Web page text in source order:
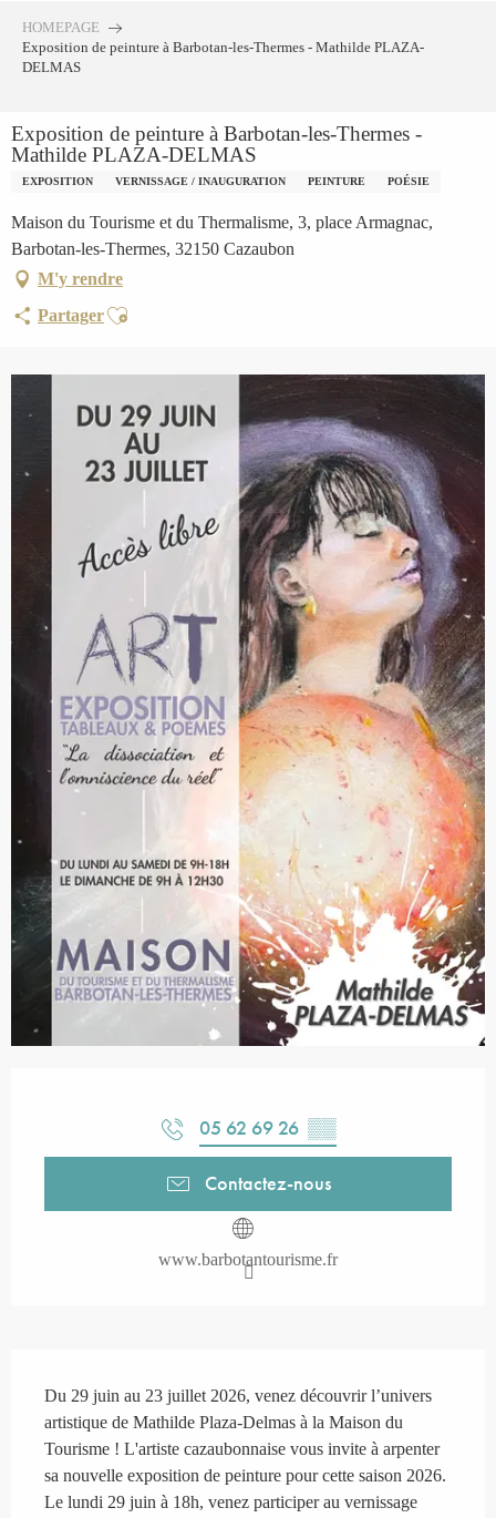
contenu
HOMEPAGE
Exposition de peinture à Barbotan-les-Thermes - Mathilde PLAZA-
DELMAS
Exposition de peinture à Barbotan-les-Thermes -
Mathilde PLAZA-DELMAS
EXPOSITION VERNISSAGE / INAUGURATION PEINTURE POÉSIE
Maison du Tourisme et du Thermalisme, 3, place Armagnac,
Barbotan-les-Thermes, 32150 Cazaubon
M'y rendre
PartagerAjouter aux favoris
05 62 69 26 ▒▒
Contactez-nous
www.barbotantourisme.fr
Du 29 juin au 23 juillet 2026, venez découvrir l’univers
artistique de Mathilde Plaza-Delmas à la Maison du
Tourisme ! L'artiste cazaubonnaise vous invite à arpenter
sa nouvelle exposition de peinture pour cette saison 2026.
Le lundi 29 juin à 18h, venez participer au vernissage